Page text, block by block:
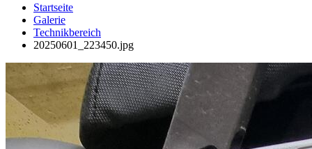
Startseite
Galerie
Technikbereich
20250601_223450.jpg